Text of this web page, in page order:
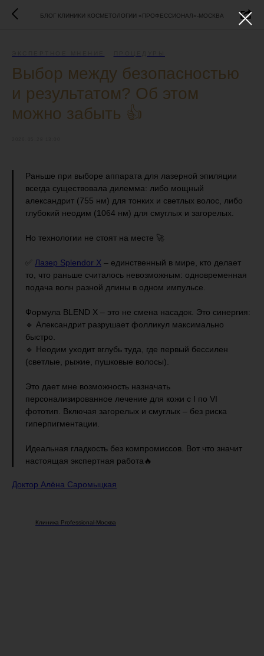
БЛОГ КЛИНИКИ КОСМЕТОЛОГИИ «ПРОФЕССИОНАЛ»-МОСКВА
Выбор между безопасностью
и результатом? Об этом
можно забыть 👍
Раньше при выборе аппарата для лазерной эпиляции
всегда существовала дилемма: либо мощный
александрит (755 нм) для тонких и светлых волос, либо
глубокий неодим (1064 нм) для смуглых и загорелых.
Но технологии не стоят на месте 🚀
Лазер Splendor X – единственный в мире, кто делает
то, что раньше считалось невозможным: одновременная
подача волн разной длины в одном импульсе.
Формула BLEND X – это не смена насадок. Это синергия:
🔹 Александрит разрушает фолликул максимально
быстро.
🔹 Неодим уходит вглубь туда, где первый бессилен
(светлые, рыжие, пушковые волосы).
Это дает мне возможность назначать
персонализированное лечение для кожи с I по VI
фототип. Включая загорелых и смуглых – без риска
гиперпигментации.
Идеальная гладкость без компромиссов. Вот что значит
настоящая экспертная работа🔥
Доктор Алёна Саромыцкая
Клиника Professional-Москва